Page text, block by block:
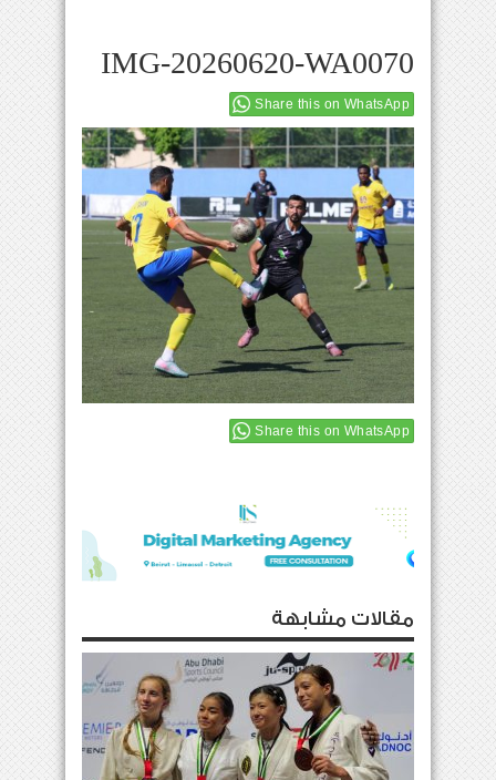
IMG-20260620-WA0070
Share this on WhatsApp
Share this on WhatsApp
مقالات مشابهة